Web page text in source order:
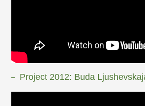
Project 2012: Buda